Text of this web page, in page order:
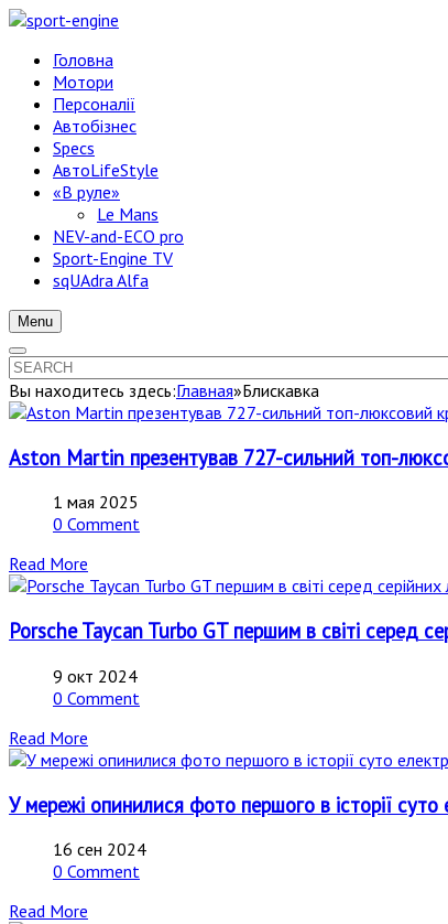
Головна
Мотори
Персоналії
Автобізнес
Specs
АвтоLifeStyle
«В руле»
Le Mans
NEV-and-ECO pro
Sport-Engine TV
sqUAdra Alfa
Menu
Вы находитесь здесь:Главная»Блискавка
Aston Martin презентував 727-сильний топ-
1 мая 2025
0 Comment
Read More
Porsche Taycan Turbo GT першим в світі серед
9 окт 2024
0 Comment
Read More
У мережі опинилися фото першого в історії
16 сен 2024
0 Comment
Read More